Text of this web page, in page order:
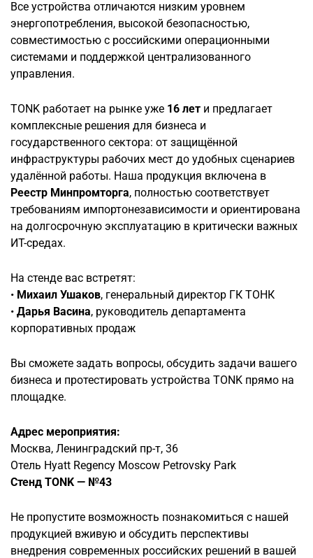
Все устройства отличаются низким уровнем
энергопотребления, высокой безопасностью,
совместимостью с российскими операционными
системами и поддержкой централизованного
управления.
TONK работает на рынке уже 16 лет и предлагает
комплексные решения для бизнеса и
государственного сектора: от защищённой
инфраструктуры рабочих мест до удобных сценариев
удалённой работы. Наша продукция включена в
Реестр Минпромторга, полностью соответствует
требованиям импортонезависимости и ориентирована
на долгосрочную эксплуатацию в критически важных
ИТ-средах.
На стенде вас встретят:
• Михаил Ушаков, генеральный директор ГК ТОНК
• Дарья Васина, руководитель департамента
корпоративных продаж
Вы сможете задать вопросы, обсудить задачи вашего
бизнеса и протестировать устройства TONK прямо на
площадке.
Адрес мероприятия:
Москва, Ленинградский пр-т, 36
Отель Hyatt Regency Moscow Petrovsky Park
Стенд TONK — №43
Не пропустите возможность познакомиться с нашей
продукцией вживую и обсудить перспективы
внедрения современных российских решений в вашей